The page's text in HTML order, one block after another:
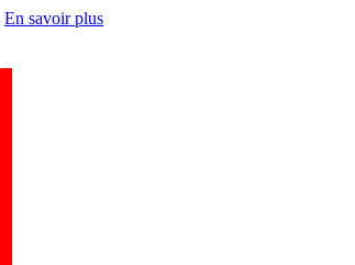
En savoir plus